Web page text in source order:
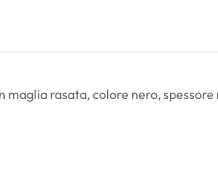
maglia rasata, colore nero,